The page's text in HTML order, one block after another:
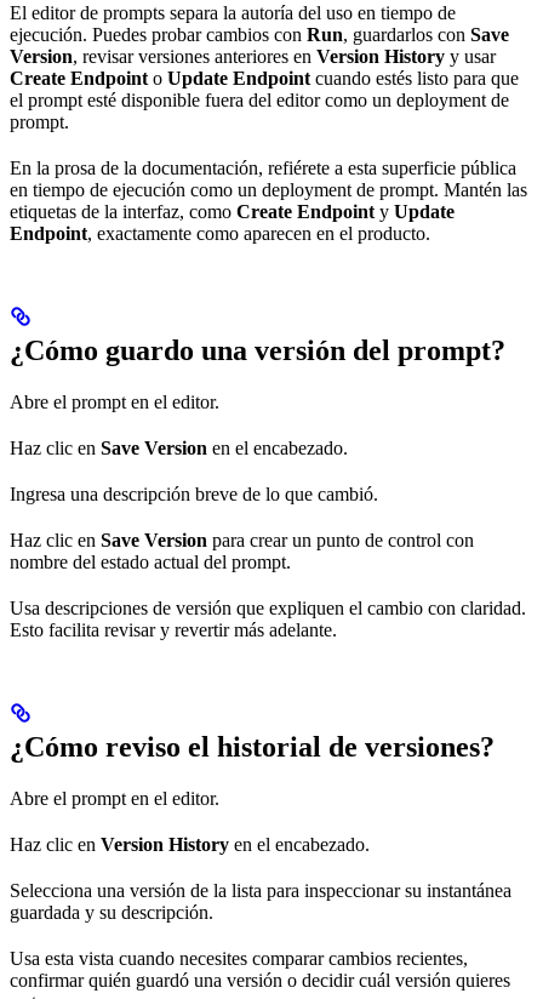
El editor de prompts separa la autoría del uso en tiempo de
ejecución. Puedes probar cambios con Run, guardarlos con Save
Version, revisar versiones anteriores en Version History y usar
Create Endpoint o Update Endpoint cuando estés listo para que
el prompt esté disponible fuera del editor como un deployment de
prompt.
En la prosa de la documentación, refiérete a esta superficie pública
en tiempo de ejecución como un deployment de prompt. Mantén las
etiquetas de la interfaz, como Create Endpoint y Update
Endpoint, exactamente como aparecen en el producto.
¿Cómo guardo una versión del prompt?
Abre el prompt en el editor.
Haz clic en Save Version en el encabezado.
Ingresa una descripción breve de lo que cambió.
Haz clic en Save Version para crear un punto de control con
nombre del estado actual del prompt.
Usa descripciones de versión que expliquen el cambio con claridad.
Esto facilita revisar y revertir más adelante.
¿Cómo reviso el historial de versiones?
Abre el prompt en el editor.
Haz clic en Version History en el encabezado.
Selecciona una versión de la lista para inspeccionar su instantánea
guardada y su descripción.
Usa esta vista cuando necesites comparar cambios recientes,
confirmar quién guardó una versión o decidir cuál versión quieres